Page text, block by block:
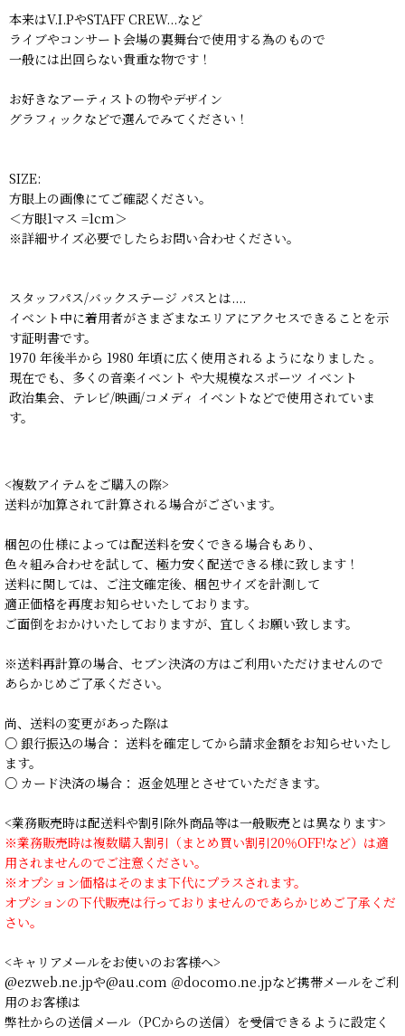
本来はV.I.PやSTAFF CREW...など
ライブやコンサート会場の裏舞台で使用する為のもので
一般には出回らない貴重な物です！
お好きなアーティストの物やデザイン
グラフィックなどで選んでみてください！
SIZE:
方眼上の画像にてご確認ください。
＜方眼1マス =1cm＞
※詳細サイズ必要でしたらお問い合わせください。
スタッフパス/バックステージ パスとは....
イベント中に着用者がさまざまなエリアにアクセスできることを示
す証明書です。
1970 年後半から 1980 年頃に広く使用されるようになりました 。
現在でも、多くの音楽イベント や大規模なスポーツ イベント
政治集会、テレビ/映画/コメディ イベントなどで使用されていま
す。
<複数アイテムをご購入の際>
送料が加算されて計算される場合がございます。
梱包の仕様によっては配送料を安くできる場合もあり、
色々組み合わせを試して、極力安く配送できる様に致します！
送料に関しては、ご注文確定後、梱包サイズを計測して
適正価格を再度お知らせいたしております。
ご面倒をおかけいたしておりますが、宜しくお願い致します。
※送料再計算の場合、セブン決済の方はご利用いただけませんので
あらかじめご了承ください。
尚、送料の変更があった際は
○ 銀行振込の場合： 送料を確定してから請求金額をお知らせいたし
ます。
○ カード決済の場合： 返金処理とさせていただきます。
<業務販売時は配送料や割引除外商品等は一般販売とは異なります>
※業務販売時は複数購入割引（まとめ買い割引20％OFF!など）は適
用されませんのでご注意ください。
※オプション価格はそのまま下代にプラスされます。
オプションの下代販売は行っておりませんのであらかじめご了承くだ
さい。
<キャリアメールをお使いのお客様へ>
@ezweb.ne.jpや@au.com ＠docomo.ne.jpなど携帯メールをご利
用のお客様は
弊社からの送信メール（PCからの送信）を受信できるように設定く